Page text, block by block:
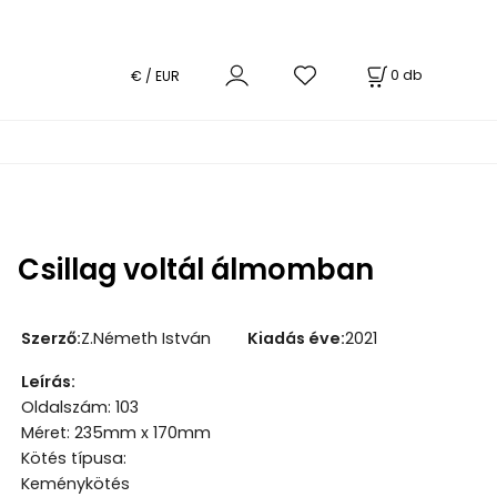
0 db
€ / EUR
Csillag voltál álmomban
Szerző:Z.Németh István Kiadás éve:2021
Leírás:
Oldalszám: 103
Méret: 235mm x 170mm
Kötés típusa:
Keménykötés